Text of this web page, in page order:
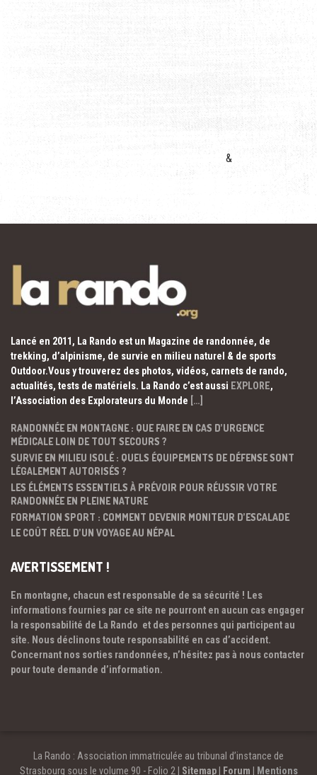
&
Lancé en 2011, La Rando est un Magazine de randonnée, de
trekking, d’alpinisme, de survie en milieu naturel & de sports
Outdoor.Vous y trouverez des photos, vidéos, carnets de rando,
actualités, tests de matériels. La Rando c’est aussi EXPLORE,
l’Association des Explorateurs du Monde […]
RANDONNÉE EN MONTAGNE : QUE FAIRE EN CAS D’URGENCE
MÉDICALE LOIN DE TOUT SECOURS ?
SURVIE EN MILIEU ISOLÉ : QUELS ÉQUIPEMENTS DE DÉFENSE SONT
LÉGALEMENT AUTORISÉS ?
LES ÉLÉMENTS ESSENTIELS À PRÉVOIR POUR RÉUSSIR VOTRE
RANDONNÉE EN PLEINE NATURE
FORMATION SPORT : COMMENT DEVENIR MONITEUR D’ESCALADE
LE COÛT RÉEL D’UN VOYAGE AU NÉPAL
AVERTISSEMENT !
En montagne, chacun est responsable de sa sécurité ! Les
informations fournies par ce site ne pourront en aucun cas engager
la responsabilité de La Rando et des personnes qui participent au
site. Nous déclinons toute responsabilité en cas d’accident.
Concernant nos sorties randonnées, n’hésitez pas à nous contacter
pour toute demande d’information.
La Rando : Association immatriculée au tribunal d’instance de
Strasbourg sous le volume 90 - Folio 2 | Sitemap| Forum Mentions